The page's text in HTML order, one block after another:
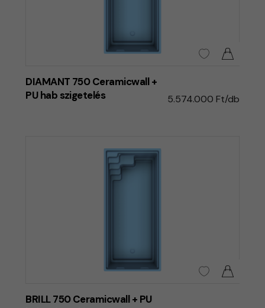
DIAMANT 750 Ceramicwall +
PU hab szigetelés
5.574.000 Ft/db
BRILL 750 Ceramicwall + PU